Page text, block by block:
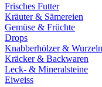
Frisches Futter
Kräuter & Sämereien
Gemüse & Früchte
Drops
Knabberhölzer & Wurzeln
Kräcker & Backwaren
Leck- & Mineralsteine
Eiweiss